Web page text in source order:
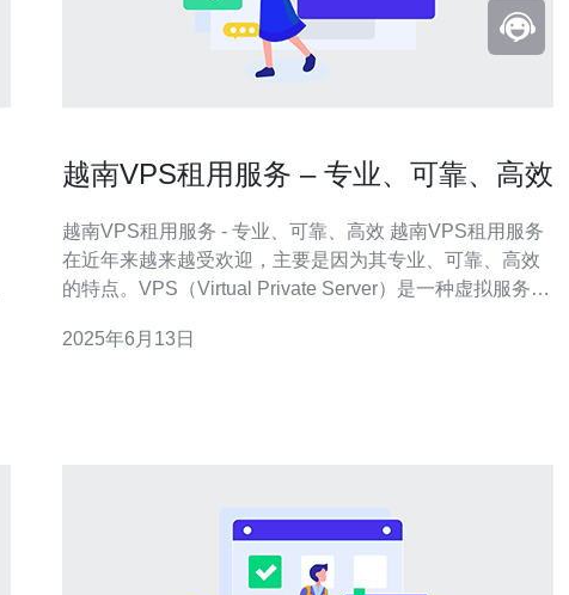
越南VPS租用服务 – 专业、可靠、高效
越南VPS租用服务 - 专业、可靠、高效 越南VPS租用服务
在近年来越来越受欢迎，主要是因为其专业、可靠、高效
的特点。VPS（Virtual Private Server）是一种虚拟服务器
能和安全性，适合个人和企业用户。 越南VPS租用服务提
2025年6月13日